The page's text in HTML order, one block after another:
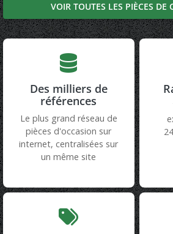
VOIR TOUTES LES PIÈCES DE
Des milliers de
références
Le plus grand réseau de
pièces d'occasion sur
internet, centralisées sur
un même site